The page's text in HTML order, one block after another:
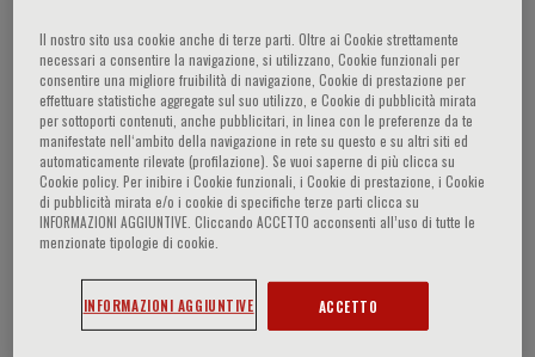
Dickenson Anthony,Cervero Fernando,Varrassi
Giustino,Boeckxstaens Guy E. E.,Treede Rolf-
Detlef,Schug Stephan,Racz Gabor,Alon Eli,
Coaccioli Stefano,Szolcsányi János,
Reichenbach Stephan,Hunter David J.,
Pappagallo Marco,Mayer Emeran A.,Camilleri
Michael,Ware Mark A.,
Andrés José,Davis Karen D.
Il nostro sito usa cookie anche di terze parti. Oltre ai Cookie strettamente
necessari a consentire la navigazione, si utilizzano, Cookie funzionali per
consentire una migliore fruibilità di navigazione, Cookie di prestazione per
effettuare statistiche aggregate sul suo utilizzo, e Cookie di pubblicità mirata
per sottoporti contenuti, anche pubblicitari, in linea con le preferenze da te
manifestate nell‘ambito della navigazione in rete su questo e su altri siti ed
automaticamente rilevate (profilazione). Se vuoi saperne di più clicca su
Cookie policy. Per inibire i Cookie funzionali, i Cookie di prestazione, i Cookie
di pubblicità mirata e/o i cookie di specifiche terze parti clicca su
INFORMAZIONI AGGIUNTIVE. Cliccando ACCETTO acconsenti all’uso di tutte le
menzionate tipologie di cookie.
INFORMAZIONI AGGIUNTIVE ACCETTO